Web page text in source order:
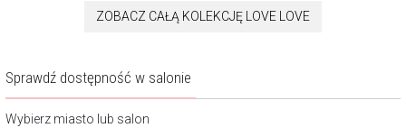
ZOBACZ CAŁĄ KOLEKCJĘ LOVE LOVE
Sprawdź dostępność w salonie
Wybierz miasto lub salon